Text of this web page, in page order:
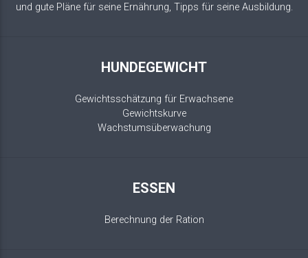
und gute Pläne für seine Ernährung, Tipps für seine Ausbildung.
HUNDEGEWICHT
Gewichtsschätzung für Erwachsene
Gewichtskurve
Wachstumsüberwachung
ESSEN
Berechnung der Ration